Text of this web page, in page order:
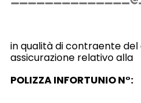
in qualità di contraente
assicurazione relativo alla
POLIZZA INFORTUNIO N°: